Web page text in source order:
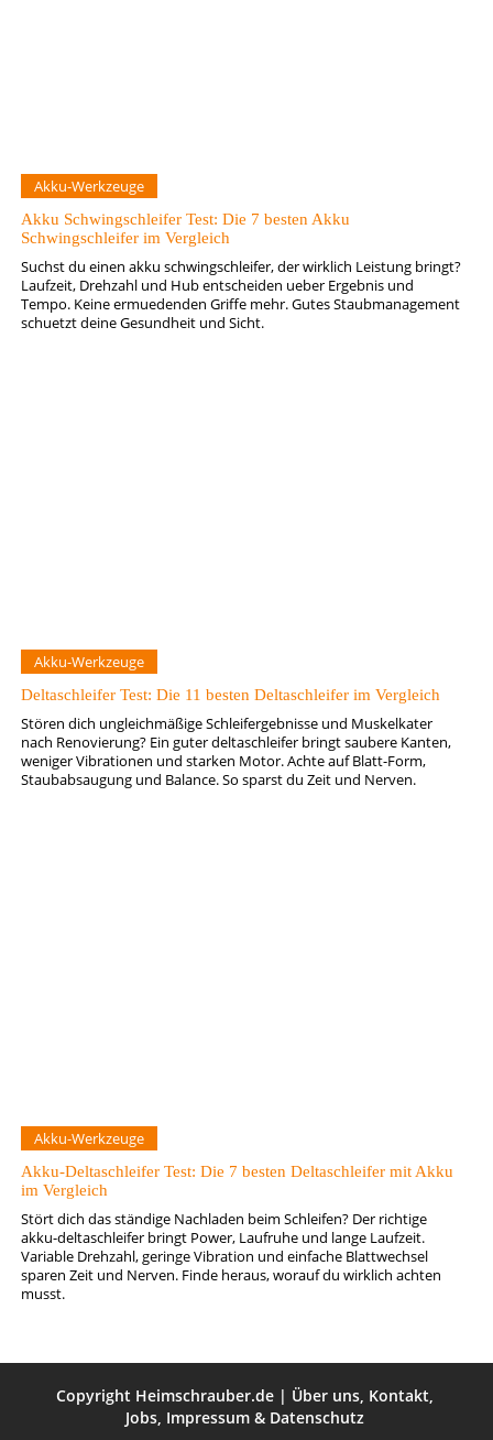
Akku-Werkzeuge
Akku Schwingschleifer Test: Die 7 besten Akku
Schwingschleifer im Vergleich
Suchst du einen akku schwingschleifer, der wirklich Leistung bringt?
Laufzeit, Drehzahl und Hub entscheiden ueber Ergebnis und
Tempo. Keine ermuedenden Griffe mehr. Gutes Staubmanagement
schuetzt deine Gesundheit und Sicht.
Akku-Werkzeuge
Deltaschleifer Test: Die 11 besten Deltaschleifer im Vergleich
Stören dich ungleichmäßige Schleifergebnisse und Muskelkater
nach Renovierung? Ein guter deltaschleifer bringt saubere Kanten,
weniger Vibrationen und starken Motor. Achte auf Blatt-Form,
Staubabsaugung und Balance. So sparst du Zeit und Nerven.
Akku-Werkzeuge
Akku-Deltaschleifer Test: Die 7 besten Deltaschleifer mit Akku
im Vergleich
Stört dich das ständige Nachladen beim Schleifen? Der richtige
akku-deltaschleifer bringt Power, Laufruhe und lange Laufzeit.
Variable Drehzahl, geringe Vibration und einfache Blattwechsel
sparen Zeit und Nerven. Finde heraus, worauf du wirklich achten
musst.
Copyright Heimschrauber.de | Über uns, Kontakt,
Jobs, Impressum & Datenschutz